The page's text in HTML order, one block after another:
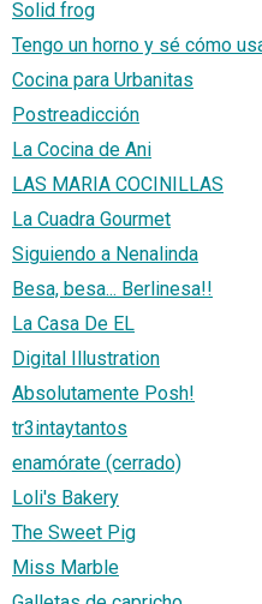
Solid frog
Tengo un horno y sé cómo
Cocina para Urbanitas
Postreadicción
La Cocina de Ani
LAS MARIA COCINILLAS
La Cuadra Gourmet
Siguiendo a Nenalinda
Besa, besa... Berlinesa!!
La Casa De EL
Digital Illustration
Absolutamente Posh!
tr3intaytantos
enamórate (cerrado)
Loli's Bakery
The Sweet Pig
Miss Marble